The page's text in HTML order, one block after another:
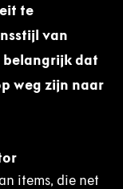
te
van
belangrijk dat
weg zijn naar
items, die net